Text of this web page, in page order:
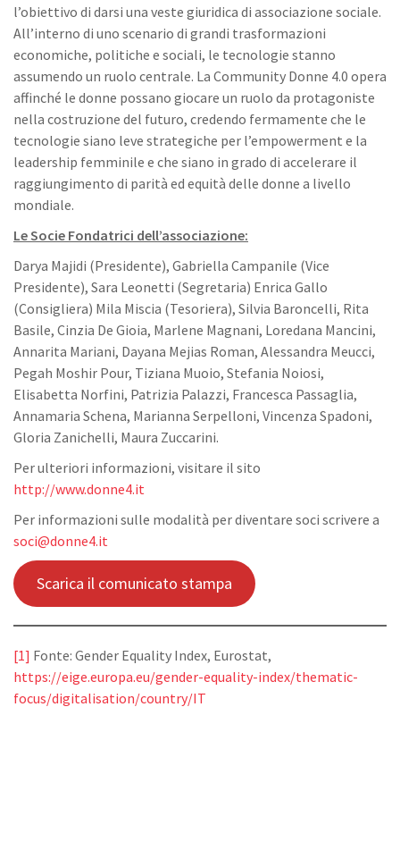
l’obiettivo di darsi una veste giuridica di associazione sociale.
All’interno di uno scenario di grandi trasformazioni
economiche, politiche e sociali, le tecnologie stanno
assumendo un ruolo centrale. La Community Donne 4.0 opera
affinché le donne possano giocare un ruolo da protagoniste
nella costruzione del futuro, credendo fermamente che le
tecnologie siano leve strategiche per l’empowerment e la
leadership femminile e che siano in grado di accelerare il
raggiungimento di parità ed equità delle donne a livello
mondiale.
Le Socie Fondatrici dell’associazione:
Darya Majidi (Presidente), Gabriella Campanile (Vice
Presidente), Sara Leonetti (Segretaria) Enrica Gallo
(Consigliera) Mila Miscia (Tesoriera), Silvia Baroncelli, Rita
Basile, Cinzia De Gioia, Marlene Magnani, Loredana Mancini,
Annarita Mariani, Dayana Mejias Roman, Alessandra Meucci,
Pegah Moshir Pour, Tiziana Muoio, Stefania Noiosi,
Elisabetta Norfini, Patrizia Palazzi, Francesca Passaglia,
Annamaria Schena, Marianna Serpelloni, Vincenza Spadoni,
Gloria Zanichelli, Maura Zuccarini.
Per ulteriori informazioni, visitare il sito
http://www.donne4.it
Per informazioni sulle modalità per diventare soci scrivere a
soci@donne4.it
Scarica il comunicato stampa
[1] Fonte: Gender Equality Index, Eurostat,
https://eige.europa.eu/gender-equality-index/thematic-
focus/digitalisation/country/IT